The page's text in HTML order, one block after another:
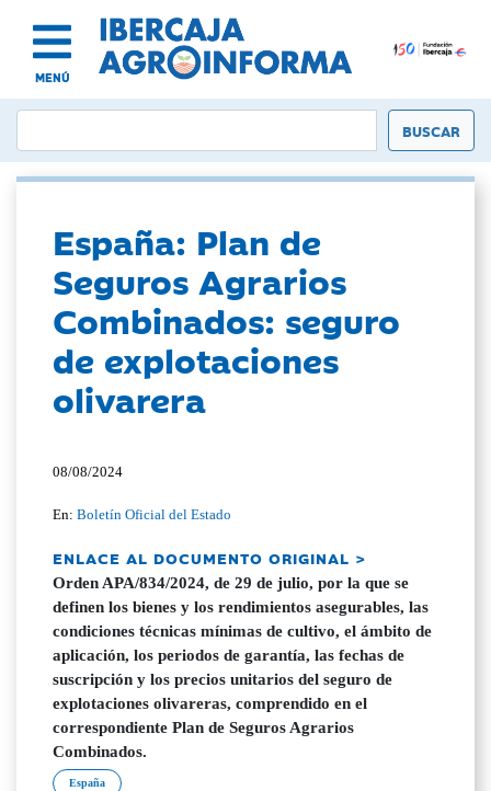
MENÚ
España: Plan de
Seguros Agrarios
Combinados: seguro
de explotaciones
olivarera
08/08/2024
En:Boletín Oficial del Estado
ENLACE AL DOCUMENTO ORIGINAL >
Orden APA/834/2024, de 29 de julio, por la que se
definen los bienes y los rendimientos asegurables, las
condiciones técnicas mínimas de cultivo, el ámbito de
aplicación, los periodos de garantía, las fechas de
suscripción y los precios unitarios del seguro de
explotaciones olivareras, comprendido en el
correspondiente Plan de Seguros Agrarios
Combinados.
España